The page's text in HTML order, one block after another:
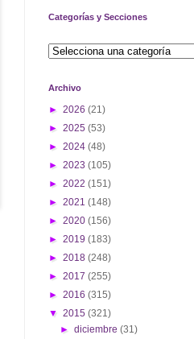
Categorías y Secciones
Archivo
► 2026 (21)
► 2025 (53)
► 2024 (48)
► 2023 (105)
► 2022 (151)
► 2021 (148)
► 2020 (156)
► 2019 (183)
► 2018 (248)
► 2017 (255)
► 2016 (315)
▼ 2015 (321)
►diciembre(31)